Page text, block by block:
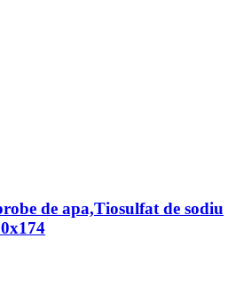
de apa,Tiosulfat de sodiu